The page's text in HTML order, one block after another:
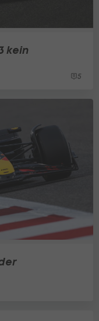
kein
5